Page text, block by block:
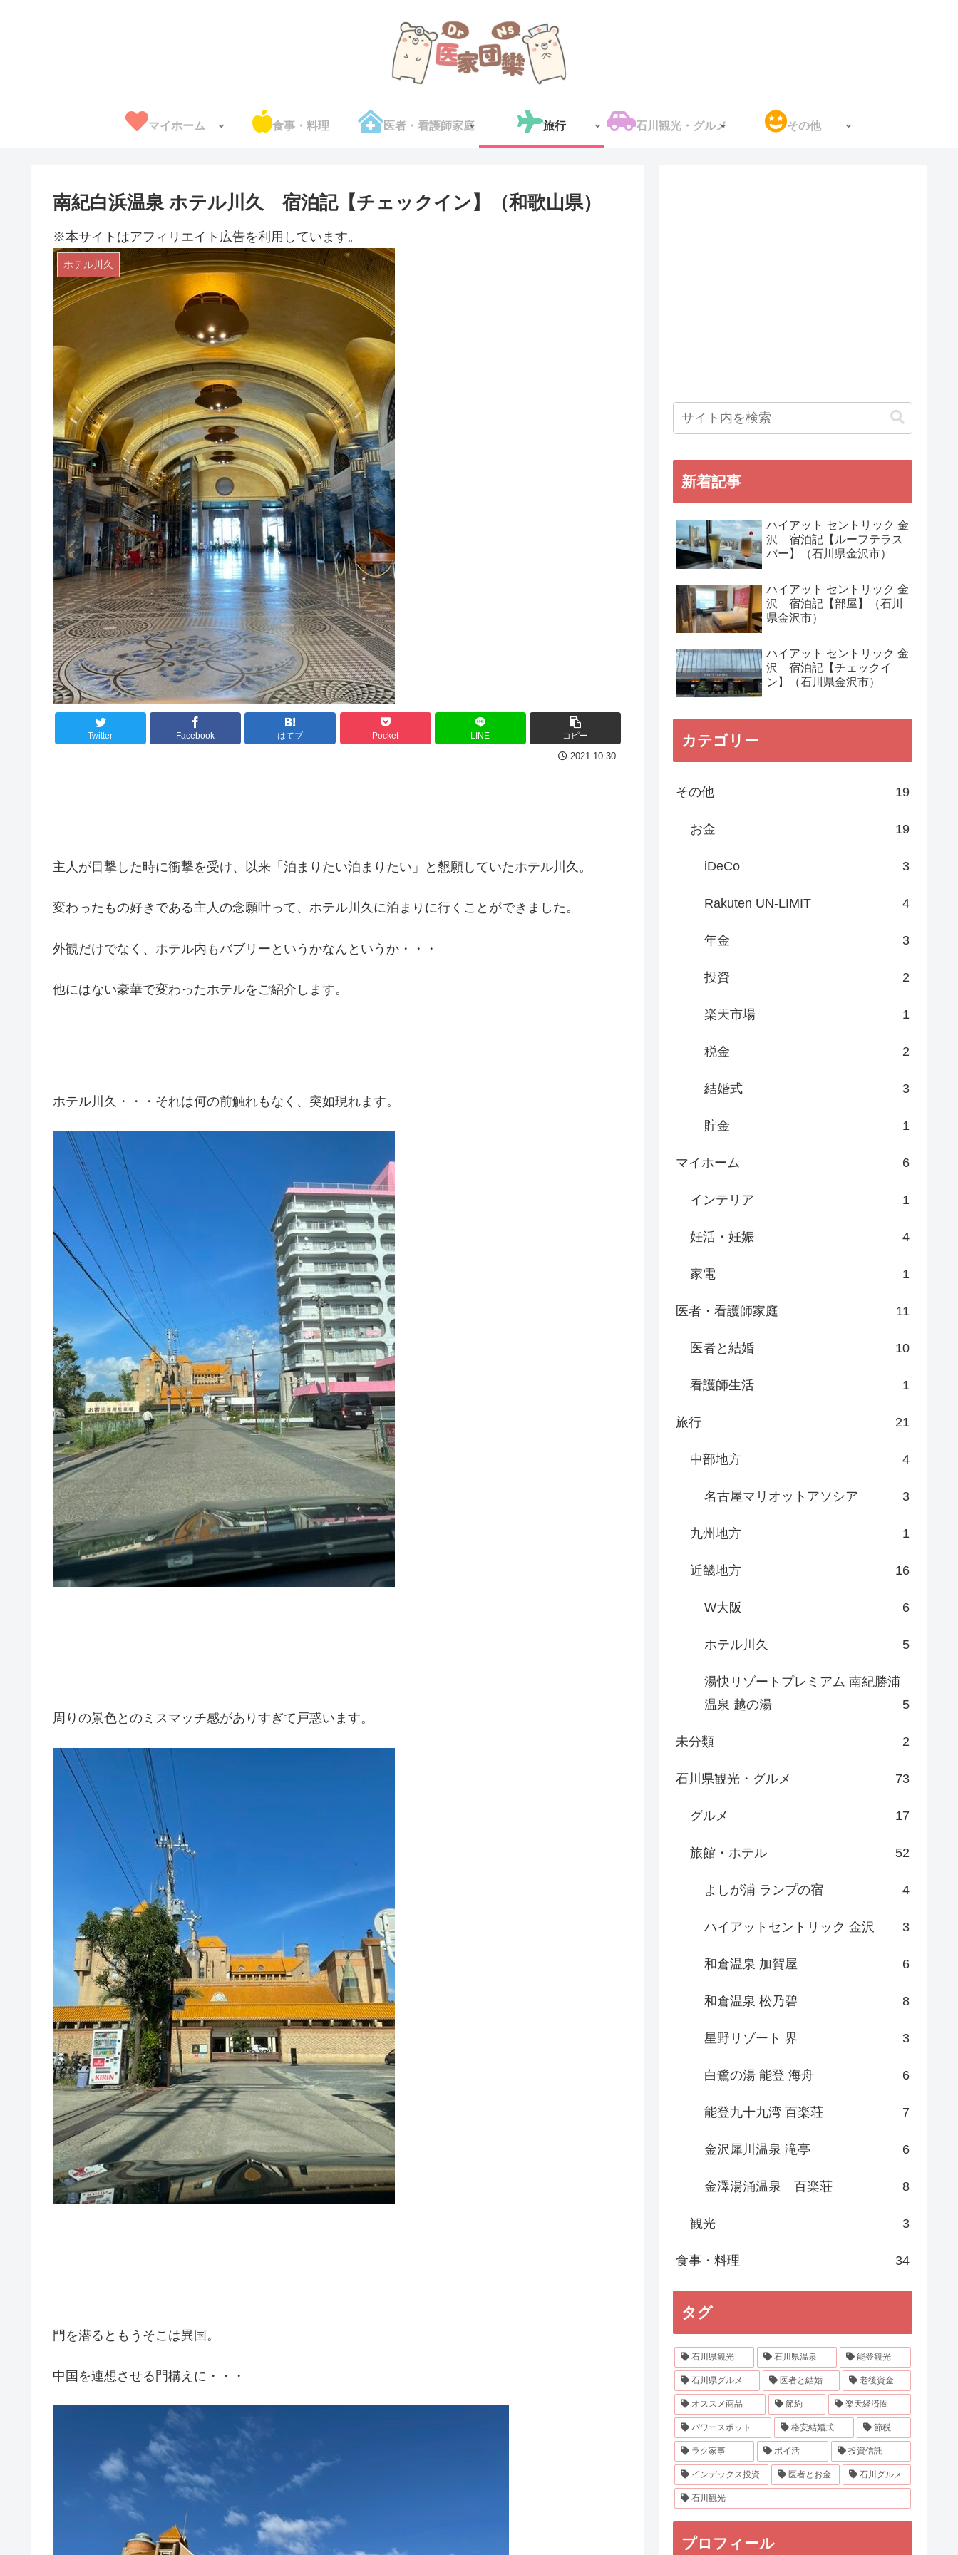
マイホーム 食事・料理 医者・看護師家庭 旅行 石川観光・グルメ その他
南紀白浜温泉 ホテル川久 宿泊記【チェックイン】（和歌山県）
※本サイトはアフィリエイト広告を利用しています。
ホテル川久
Twitter Facebook はてブ Pocket LINE コピー
2021.10.30
主人が目撃した時に衝撃を受け、以来「泊まりたい泊まりたい」と懇願していたホテル川久。
変わったもの好きである主人の念願叶って、ホテル川久に泊まりに行くことができました。
外観だけでなく、ホテル内もバブリーというかなんというか・・・
他にはない豪華で変わったホテルをご紹介します。
ホテル川久・・・それは何の前触れもなく、突如現れます。
周りの景色とのミスマッチ感がありすぎて戸惑います。
門を潜るともうそこは異国。
中国を連想させる門構えに・・・
新着記事
ハイアット セントリック 金
沢 宿泊記【ルーフテラス
バー】（石川県金沢市）
ハイアット セントリック 金
沢 宿泊記【部屋】（石川
県金沢市）
ハイアット セントリック 金
沢 宿泊記【チェックイ
ン】（石川県金沢市）
カテゴリー
その他 19
お金 19
iDeCo 3
Rakuten UN-LIMIT 4
年金 3
投資 2
楽天市場 1
税金 2
結婚式 3
貯金 1
マイホーム 6
インテリア 1
妊活・妊娠 4
家電 1
医者・看護師家庭 11
医者と結婚 10
看護師生活 1
旅行 21
中部地方 4
名古屋マリオットアソシア 3
九州地方 1
近畿地方 16
W大阪 6
ホテル川久 5
湯快リゾートプレミアム 南紀勝浦
温泉 越の湯
5
未分類 2
石川県観光・グルメ 73
グルメ 17
旅館・ホテル 52
よしが浦 ランプの宿 4
ハイアットセントリック 金沢 3
和倉温泉 加賀屋 6
和倉温泉 松乃碧 8
星野リゾート 界 3
白鷺の湯 能登 海舟 6
能登九十九湾 百楽荘 7
金沢犀川温泉 滝亭 6
金澤湯涌温泉 百楽荘 8
観光 3
食事・料理 34
タグ
石川県観光 石川県温泉 能登観光
石川県グルメ 医者と結婚 老後資金
オススメ商品 節約 楽天経済圏
パワースポット 格安結婚式 節税
ラク家事 ポイ活 投資信託
インデックス投資 医者とお金 石川グルメ
石川観光
プロフィール